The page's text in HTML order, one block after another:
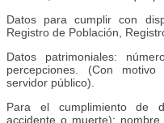
Datos para cumplir con
Registro de Población,
Datos patrimoniales:
percepciones. (Con
servidor público).
Para el cumplimiento de
accidente o muerte):